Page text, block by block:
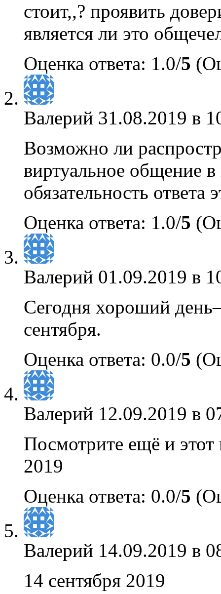
стоит,,? проявить
является ли это
Оценка ответа: 1.0/5
Валерий 31.08.2019 в
Возможно ли
виртуальное общение
обязательность ответа
Оценка ответа: 1.0/5
Валерий 01.09.2019 в
Сегодня хороший
сентября.
Оценка ответа: 0.0/5
Валерий 12.09.2019 в
Посмотрите ещё и
2019
Оценка ответа: 0.0/5
Валерий 14.09.2019 в
14 сентября 2019